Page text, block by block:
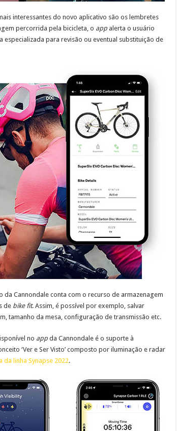
interessantes do novo aplicativo são os lembretes
percorrida pela bicicleta, o app alerta o usuário
especializada para revisão ou eventual substituição de
da Cannondale conta com o recurso de armazenagem
de bike fit. Assim, é possível por exemplo, salvar
tamanho da mesa, configuração de transmissão etc.
no app da Cannondale é o suporte à
‘Ver e Ser Visto’ composto por iluminação e radar
da linha Synapse 2022.